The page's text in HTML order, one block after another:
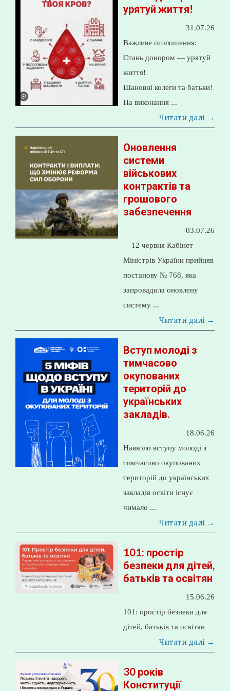
урятуй життя!
31.07.26
Важливе оголошення:
Стань донором — урятуй
життя!
Шановні колеги та батьки!
На виконання ...
Читати далі →
Оновлення
системи
військових
контрактів та
грошового
забезпечення
03.07.26
12 червня Кабінет
Міністрів України прийняв
постанову № 768, яка
запровадила оновлену
систему ...
Читати далі →
Вступ молоді з
тимчасово
окупованих
територій до
українських
закладів.
18.06.26
Навколо вступу молоді з
тимчасово окупованих
територій до українських
закладів освіти існує
чимало ...
Читати далі →
101: простір
безпеки для дітей,
батьків та освітян
15.06.26
101: простір безпеки для
дітей, батьків та освітян
Читати далі →
30 років
Конституції